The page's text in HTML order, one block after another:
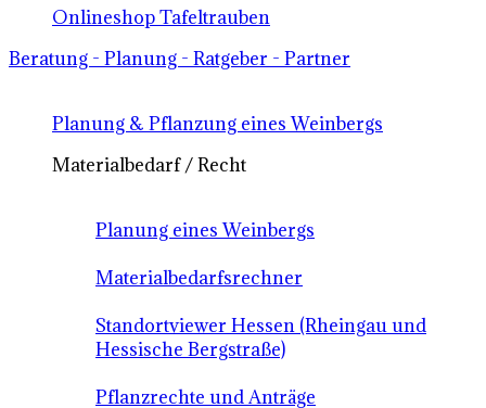
Onlineshop Tafeltrauben
Beratung - Planung - Ratgeber - Partner
Planung & Pflanzung eines Weinbergs
Materialbedarf / Recht
Planung eines Weinbergs
Materialbedarfsrechner
Standortviewer Hessen (Rheingau und
Hessische Bergstraße)
Pflanzrechte und Anträge